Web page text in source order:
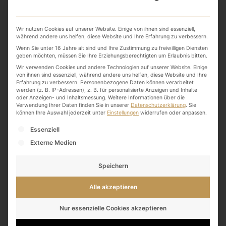
Nachhaltig unterwegs
Tag
Wir nutzen Cookies auf unserer Website. Einige von ihnen sind essenziell,
während andere uns helfen, diese Website und Ihre Erfahrung zu verbessern.
Wenn Sie unter 16 Jahre alt sind und Ihre Zustimmung zu freiwilligen Diensten
geben möchten, müssen Sie Ihre Erziehungsberechtigten um Erlaubnis bitten.
Wir verwenden Cookies und andere Technologien auf unserer Website. Einige
von ihnen sind essenziell, während andere uns helfen, diese Website und Ihre
Erfahrung zu verbessern. Personenbezogene Daten können verarbeitet
werden (z. B. IP-Adressen), z. B. für personalisierte Anzeigen und Inhalte
oder Anzeigen- und Inhaltsmessung. Weitere Informationen über die
Verwendung Ihrer Daten finden Sie in unserer Datenschutzerklärung. Sie
können Ihre Auswahl jederzeit unter Einstellungen widerrufen oder anpassen.
Es folgt eine Liste der Service-Gruppen, für die
Essenziell
Externe Medien
Speichern
Alle akzeptieren
Nur essenzielle Cookies akzeptieren